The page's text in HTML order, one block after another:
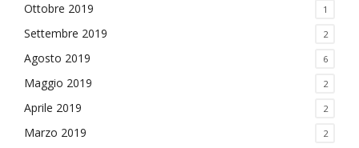
Ottobre 2019 1
Settembre 2019 2
Agosto 2019 6
Maggio 2019 2
Aprile 2019 2
Marzo 2019 2